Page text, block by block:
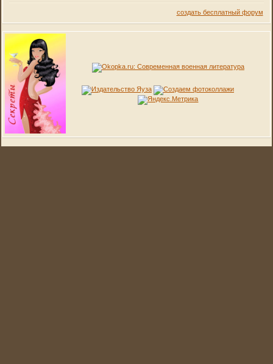
создать бесплатный форум